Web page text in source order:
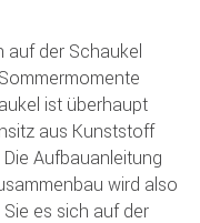
auf der Schaukel
ist überhaupt
aus Kunststoff
Aufbauanleitung
wird also
es sich auf der